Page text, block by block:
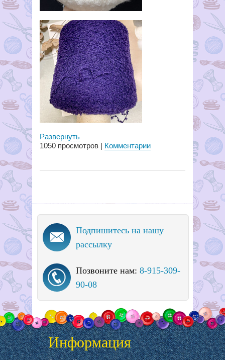
Развернуть
1050 просмотров | Комментарии
Подпишитесь на нашу
рассылку
Позвоните нам: 8-915-309-
90-08
Информация